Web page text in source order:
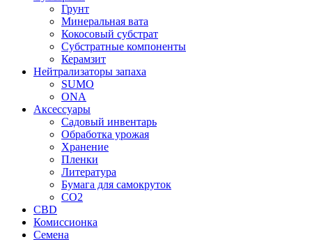
Грунт
Минеральная вата
Кокосовый субстрат
Субстратные компоненты
Керамзит
Нейтрализаторы запаха
SUMO
ONA
Аксессуары
Садовый инвентарь
Обработка урожая
Хранение
Пленки
Литература
Бумага для самокруток
CO2
CBD
Комисcионка
Семена